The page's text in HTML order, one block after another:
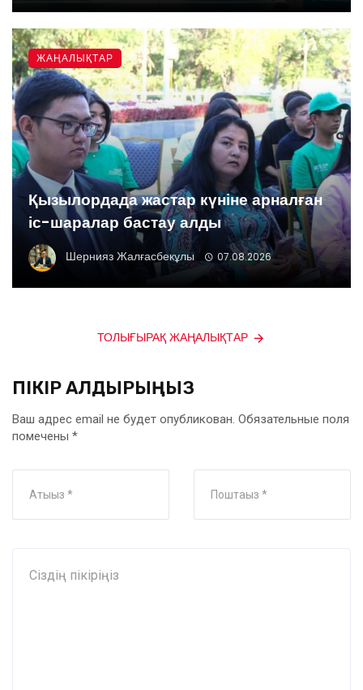
Қызылордада жастар күніне арналған
іс-шаралар бастау алды
Шернияз Жалғасбекұлы 07.08.2026
ЖАҢАЛЫҚТАР
ТОЛЫҒЫРАҚ ЖАҢАЛЫҚТАР
ПІКІР ҚАЛДЫРЫҢЫЗ
Ваш адрес email не будет опубликован. Обязательные поля
помечены *